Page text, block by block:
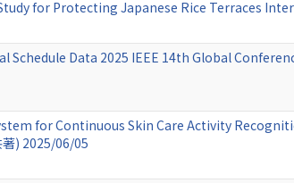
for Protecting Japanese Rice Terraces
Data 2025 IEEE 14th Global
for Continuous Skin Care Activity
) 2025/06/05